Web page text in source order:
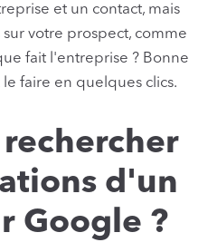
et un contact, mais
votre prospect, comme
fait l'entreprise ? Bonne
faire en quelques clics.
d'un
Google ?